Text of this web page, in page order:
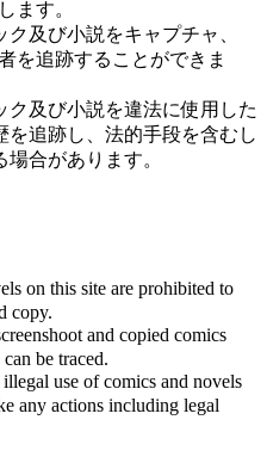
ます。
ク及び小説をキャプチャ、
を追跡することができま
ク及び小説を違法に使用した
を追跡し、法的手段を含むし
合があります。
on this site are prohibited to
copy.
and copied comics
be traced.
illegal use of comics and novels
any actions including legal